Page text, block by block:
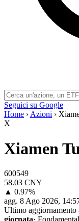
Seguici su Google
Home › Azioni ›
X
Xiamen
600549
58.03 CNY
▲ 0.97%
agg. 8 Ago 2026,
Ultimo aggiornamento
giornata·